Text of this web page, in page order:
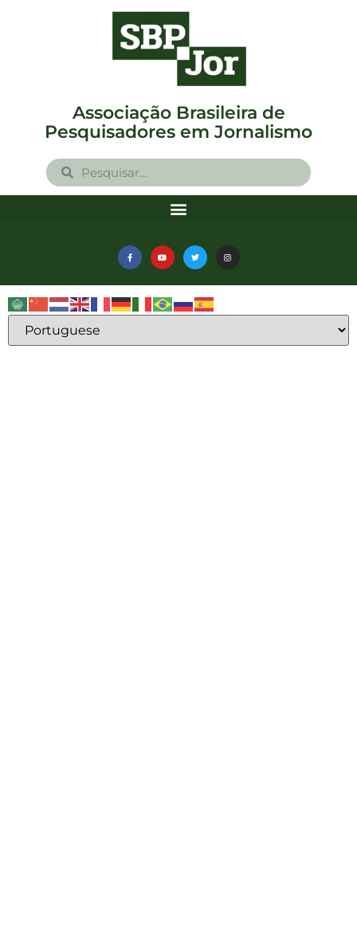
Associação Brasileira de
Pesquisadores em Jornalismo